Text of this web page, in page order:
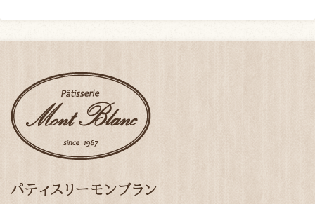
パティスリーモンブラン